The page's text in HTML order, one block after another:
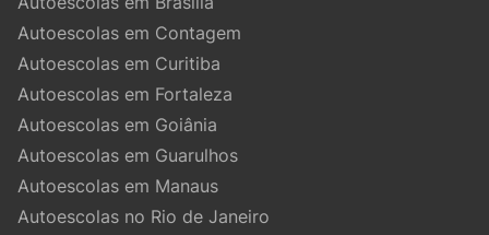
Autoescolas em Contagem
Autoescolas em Curitiba
Autoescolas em Fortaleza
Autoescolas em Goiânia
Autoescolas em Guarulhos
Autoescolas em Manaus
Autoescolas no Rio de Janeiro